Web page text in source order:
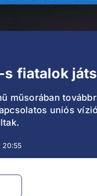
s fiatalok
műsorában
uniós
20:55